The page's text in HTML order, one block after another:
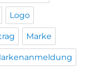
Logo
Marke